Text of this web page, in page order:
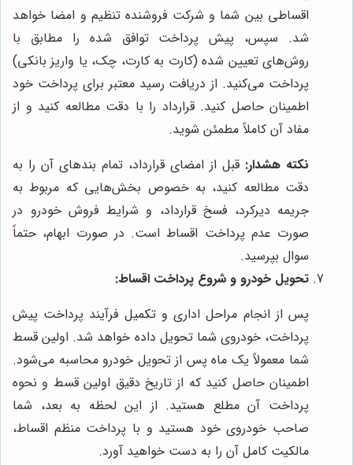
اقساطی بین شما و شرکت فروشنده تنظیم و امضا خواهد
شد. سپس، پیش پرداخت توافق شده را مطابق با
روش‌های تعیین شده (کارت به کارت، چک، یا واریز بانکی)
پرداخت می‌کنید. از دریافت رسید معتبر برای پرداخت خود
اطمینان حاصل کنید. قرارداد را با دقت مطالعه کنید و از
مفاد آن کاملاً مطمئن شوید.
نکته هشدار: قبل از امضای قرارداد، تمام بندهای آن را به
دقت مطالعه کنید، به خصوص بخش‌هایی که مربوط به
جریمه دیرکرد، فسخ قرارداد، و شرایط فروش خودرو در
صورت عدم پرداخت اقساط است. در صورت ابهام، حتماً
سوال بپرسید.
تحویل خودرو و شروع پرداخت اقساط:
پس از انجام مراحل اداری و تکمیل فرآیند پرداخت پیش
پرداخت، خودروی شما تحویل داده خواهد شد. اولین قسط
شما معمولاً یک ماه پس از تحویل خودرو محاسبه می‌شود.
اطمینان حاصل کنید که از تاریخ دقیق اولین قسط و نحوه
پرداخت آن مطلع هستید. از این لحظه به بعد، شما
صاحب خودروی خود هستید و با پرداخت منظم اقساط،
مالکیت کامل آن را به دست خواهید آورد.